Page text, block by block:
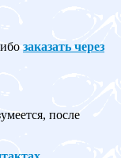
заказать через
после